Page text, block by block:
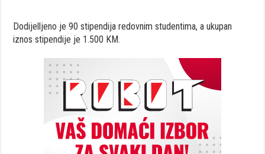
Dodijelljeno je 90 stipendija redovnim studentima, a ukupan
iznos stipendije je 1.500 KM.